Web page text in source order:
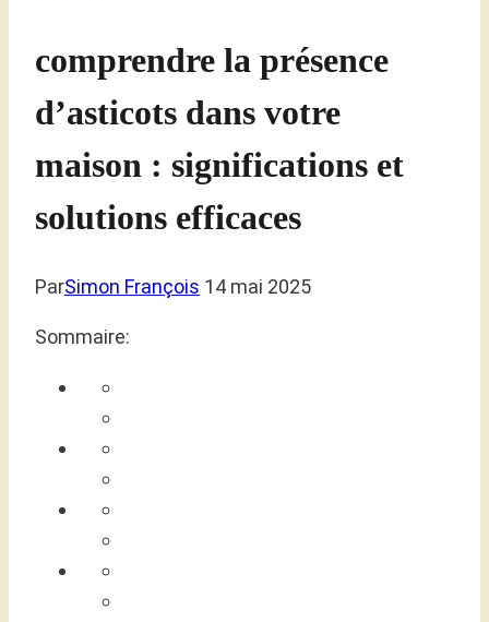
comprendre la présence
d’asticots dans votre
maison : significations et
solutions efficaces
ParSimon François 14 mai 2025
Sommaire: